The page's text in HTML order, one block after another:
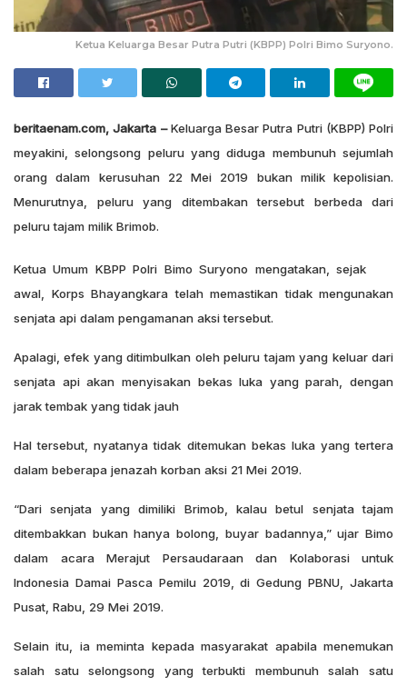
Ketua Keluarga Besar Putra Putri (KBPP) Polri Bimo Suryono.
beritaenam.com, Jakarta –Keluarga Besar Putra Putri (KBPP) Polri
meyakini, selongsong peluru yang diduga membunuh sejumlah
orang dalam kerusuhan 22 Mei 2019 bukan milik kepolisian.
Menurutnya, peluru yang ditembakan tersebut berbeda dari
peluru tajam milik Brimob.
Ketua Umum KBPP Polri Bimo Suryono mengatakan, sejak
awal, Korps Bhayangkara telah memastikan tidak mengunakan
senjata api dalam pengamanan aksi tersebut.
Apalagi, efek yang ditimbulkan oleh peluru tajam yang keluar dari
senjata api akan menyisakan bekas luka yang parah, dengan
jarak tembak yang tidak jauh
Hal tersebut, nyatanya tidak ditemukan bekas luka yang tertera
dalam beberapa jenazah korban aksi 21 Mei 2019.
“Dari senjata yang dimiliki Brimob, kalau betul senjata tajam
ditembakkan bukan hanya bolong, buyar badannya,” ujar Bimo
dalam acara Merajut Persaudaraan dan Kolaborasi untuk
Indonesia Damai Pasca Pemilu 2019, di Gedung PBNU, Jakarta
Pusat, Rabu, 29 Mei 2019.
Selain itu, ia meminta kepada masyarakat apabila menemukan
salah satu selongsong yang terbukti membunuh salah satu